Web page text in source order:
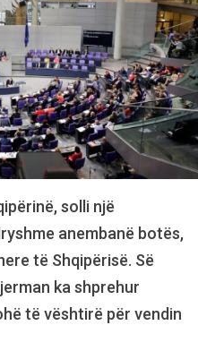
solli një
anembanë botës,
të Shqipërisë. Së
ka shprehur
të vështirë për vendin